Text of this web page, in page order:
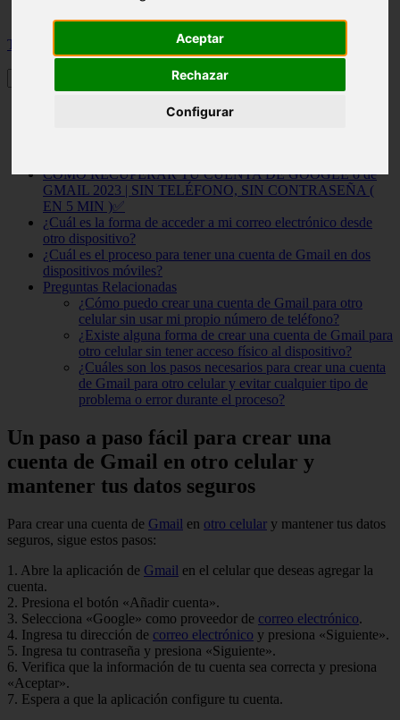
Aceptar
Rechazar
Configurar
Toggle
Un paso a paso fácil para crear una cuenta de Gmail en otro
COMO RECUPERAR TU CUENTA DE GOOGLE o de
GMAIL 2023 | SIN TELÉFONO, SIN CONTRASEÑA (
EN 5 MIN )✅
¿Cuál es la forma de acceder a mi correo electrónico desde
otro dispositivo?
¿Cuál es el proceso para tener una cuenta de Gmail en dos
dispositivos móviles?
Preguntas Relacionadas
¿Cómo puedo crear una cuenta de Gmail para otro
celular sin usar mi propio número de teléfono?
¿Existe alguna forma de crear una cuenta de Gmail para
otro celular sin tener acceso físico al dispositivo?
¿Cuáles son los pasos necesarios para crear una cuenta
de Gmail para otro celular y evitar cualquier tipo de
problema o error durante el proceso?
Un paso a paso fácil para crear una
cuenta de Gmail en otro celular y
mantener tus datos seguros
Para crear una cuenta de Gmail en otro celular y mantener tus datos
seguros, sigue estos pasos:
1. Abre la aplicación de Gmail en el celular que deseas agregar la
cuenta.
2. Presiona el botón «Añadir cuenta».
3. Selecciona «Google» como proveedor de correo electrónico.
4. Ingresa tu dirección de correo electrónico y presiona «Siguiente».
5. Ingresa tu contraseña y presiona «Siguiente».
6. Verifica que la información de tu cuenta sea correcta y presiona
«Aceptar».
7. Espera a que la aplicación configure tu cuenta.